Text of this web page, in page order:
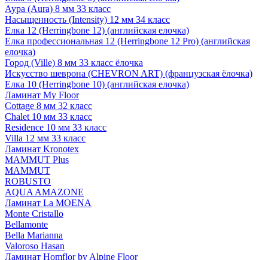
Аура (Aura) 8 мм 33 класс
Насыщенность (Intensity) 12 мм 34 класс
Елка 12 (Herringbone 12) (английская елочка)
Елка профессиональная 12 (Herringbone 12 Pro) (английская
елочка)
Город (Ville) 8 мм 33 класс ёлочка
Искусство шеврона (CHEVRON ART) (французская ёлочка)
Елка 10 (Herringbone 10) (английская елочка)
Ламинат My Floor
Cottage 8 мм 32 класс
Chalet 10 мм 33 класс
Residence 10 мм 33 класс
Villa 12 мм 33 класс
Ламинат Kronotex
MAMMUT Plus
MAMMUT
ROBUSTO
AQUA AMAZONE
Ламинат La MOENA
Monte Cristallo
Bellamonte
Bella Marianna
Valoroso Hasan
Ламинат Homflor by Alpine Floor